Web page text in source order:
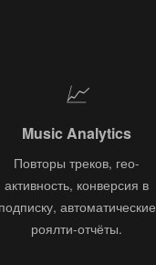
📈
Music Analytics
Повторы треков, гео-
активность, конверсия в
подписку, автоматические
роялти-отчёты.